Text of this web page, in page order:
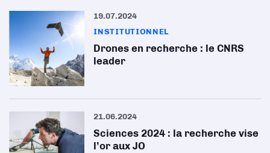
19.07.2024
INSTITUTIONNEL
Drones en recherche : le CNRS
leader
21.06.2024
Sciences 2024 : la recherche vise
l’or aux JO